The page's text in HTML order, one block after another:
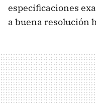
especificaciones
a buena resolución